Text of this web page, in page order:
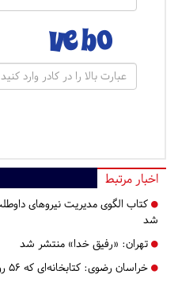
اخبار مرتبط
کتاب الگوی مدیریت نیروهای
شد
تهران: «رفیق خدا» منتشر شد
خراسان رضوی: کتابخانه‌ای که ۵۶ روزه ساخته شد